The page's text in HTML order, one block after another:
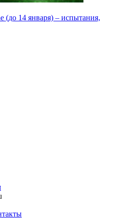
(до 14 января) – испытания,